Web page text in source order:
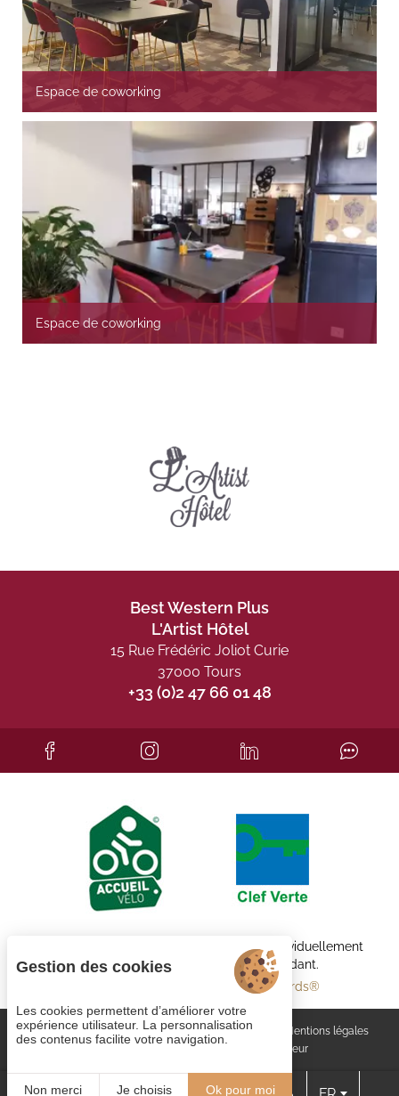
Espace de coworking
Espace de coworking
Best Western Plus
L'Artist Hôtel
15 Rue Frédéric Joliot Curie
37000 Tours
+33 (0)2 47 66 01 48
Chaque établissement BWH Hotels est individuellement
exploité par un propriétaire indépendant.
Best Western Rewards®
Gestion des cookies Rejoignez-nous CGV
Mentions légales
© 2023 Juliana Web créateur
Gestion des cookies
Les cookies permettent d’améliorer votre
expérience utilisateur. La personnalisation
des contenus facilite votre navigation.
Non merci Je choisis Ok pour moi